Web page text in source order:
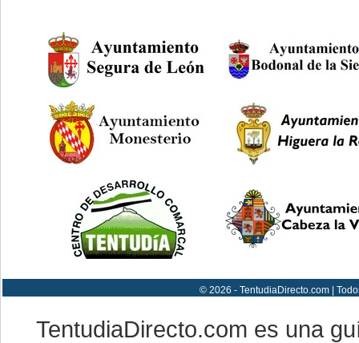
© 2026 - TentudiaDirecto.com |
TentudiaDirecto.com es una